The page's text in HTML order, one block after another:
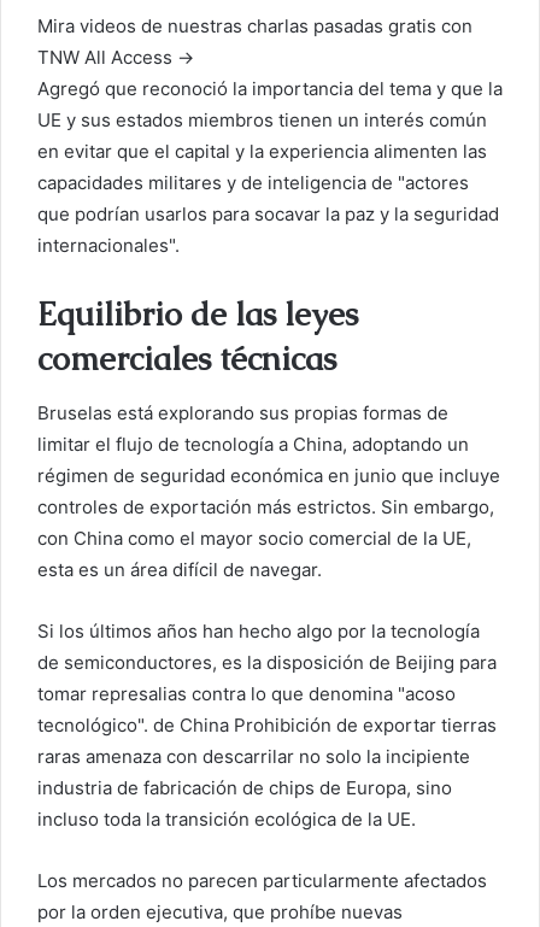
Mira videos de nuestras charlas pasadas gratis con
TNW All Access →
Agregó que reconoció la importancia del tema y que la
UE y sus estados miembros tienen un interés común
en evitar que el capital y la experiencia alimenten las
capacidades militares y de inteligencia de "actores
que podrían usarlos para socavar la paz y la seguridad
internacionales".
Equilibrio de las leyes
comerciales técnicas
Bruselas está explorando sus propias formas de
limitar el flujo de tecnología a China, adoptando un
régimen de seguridad económica en junio que incluye
controles de exportación más estrictos. Sin embargo,
con China como el mayor socio comercial de la UE,
esta es un área difícil de navegar.
Si los últimos años han hecho algo por la tecnología
de semiconductores, es la disposición de Beijing para
tomar represalias contra lo que denomina "acoso
tecnológico". de China Prohibición de exportar tierras
raras amenaza con descarrilar no solo la incipiente
industria de fabricación de chips de Europa, sino
incluso toda la transición ecológica de la UE.
Los mercados no parecen particularmente afectados
por la orden ejecutiva, que prohíbe nuevas